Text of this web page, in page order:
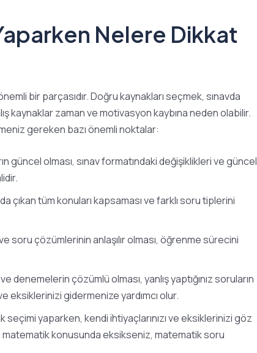
Nelere Dikkat
bir parçasıdır. Doğru kaynakları seçmek, sınavda
kaynaklar zaman ve motivasyon kaybına neden olabilir.
gereken bazı önemli noktalar:
güncel olması, sınav formatındaki değişiklikleri ve güncel
çıkan tüm konuları kapsaması ve farklı soru tiplerini
ve soru çözümlerinin anlaşılır olması, öğrenme sürecini
denemelerin çözümlü olması, yanlış yaptığınız soruların
eksiklerinizi gidermenize yardımcı olur.
seçimi yaparken, kendi ihtiyaçlarınızı ve eksiklerinizi göz
matematik konusunda eksikseniz, matematik soru